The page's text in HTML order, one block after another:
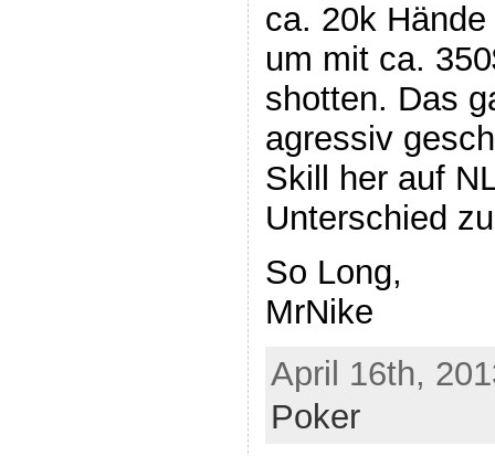
ca. 20k
um mit ca.
shotten. Das
agressiv
Skill her auf
Unterschied
So Long,
MrNike
April 16th,
Poker